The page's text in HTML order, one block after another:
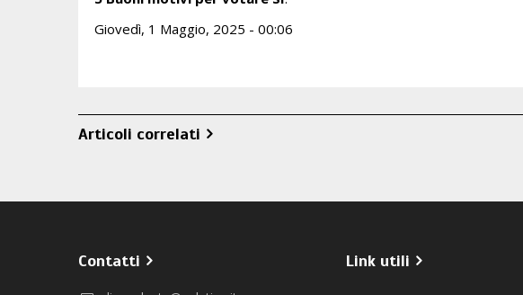
Giovedì, 1 Maggio, 2025 - 00:06
Articoli correlati
Contatti Link utili